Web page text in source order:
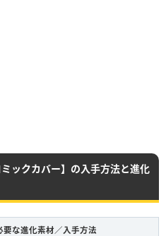
ックカバー】の入手方法と進化
要な進化素材／入手方法